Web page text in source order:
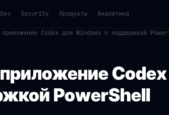
Dev Security Продукты Аналитика
приложение Codex для Windows с поддержкой
PowerShell